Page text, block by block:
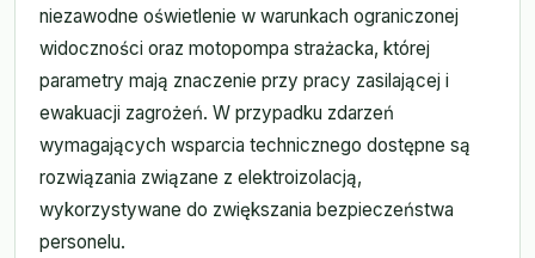
niezawodne oświetlenie w warunkach ograniczonej
widoczności oraz motopompa strażacka, której
parametry mają znaczenie przy pracy zasilającej i
ewakuacji zagrożeń. W przypadku zdarzeń
wymagających wsparcia technicznego dostępne są
rozwiązania związane z elektroizolacją,
wykorzystywane do zwiększania bezpieczeństwa
personelu.